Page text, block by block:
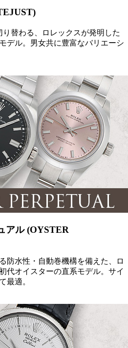
替わる、ロレックスが発明した
デル。男女共に豊富なバリエーシ
アル (OYSTER
防水性・自動巻機構を備えた、ロ
代オイスターの直系モデル。サイ
最適。